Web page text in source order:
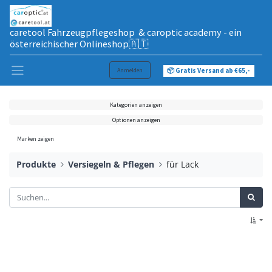
caretool Fahrzeugpflegeshop & caroptic academy - ein
österreichischer Onlineshop🇦🇹
Anmelden 📦 Gratis Versand ab €65,-
Kategorien anzeigen
Optionen anzeigen
Marken zeigen
Produkte Versiegeln & Pflegen für Lack